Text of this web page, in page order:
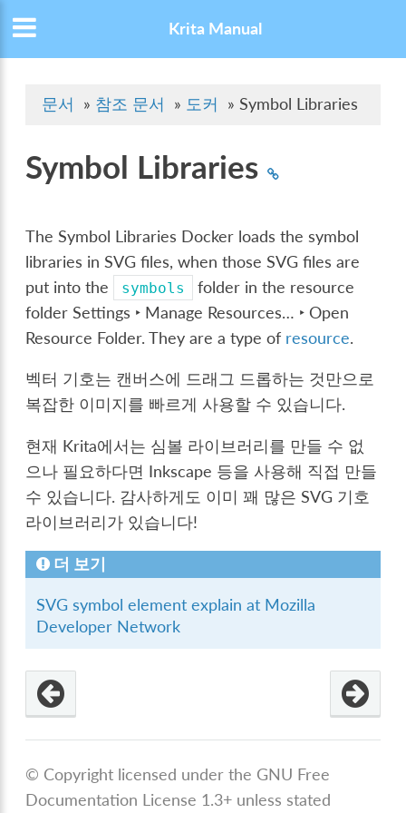
Krita Manual
문서 » 참조 문서 » 도커 » Symbol Libraries
Symbol Libraries
The Symbol Libraries Docker loads the symbol
libraries in SVG files, when those SVG files are
put into the
symbols
folder in the resource
folderSettings ‣ Manage Resources… ‣ Open
Resource Folder. They are a type of resource.
벡터 기호는 캔버스에 드래그 드롭하는 것만으로
복잡한 이미지를 빠르게 사용할 수 있습니다.
현재 Krita에서는 심볼 라이브러리를 만들 수 없
으나 필요하다면 Inkscape 등을 사용해 직접 만들
수 있습니다. 감사하게도 이미 꽤 많은 SVG 기호
라이브러리가 있습니다!
더 보기
SVG symbol element explain at Mozilla
Developer Network
© Copyright licensed under the GNU Free
Documentation License 1.3+ unless stated